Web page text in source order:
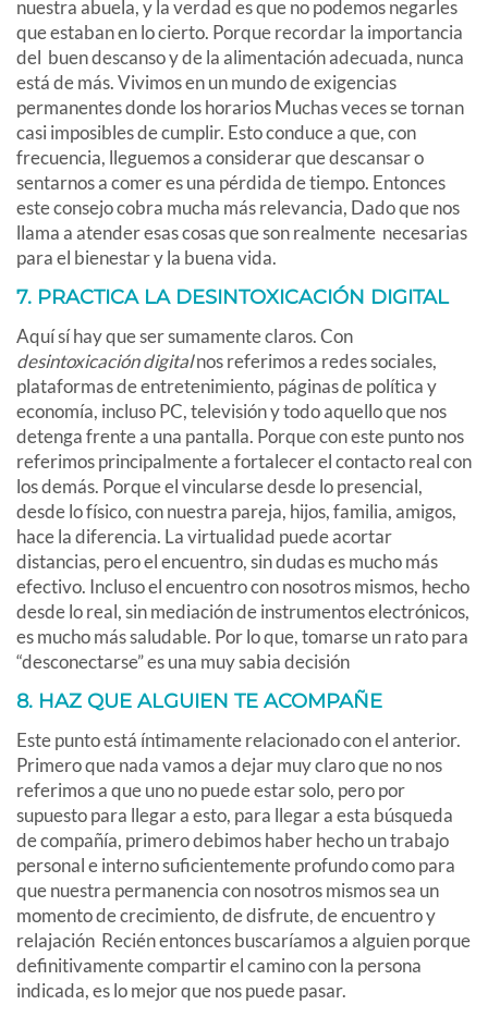
nuestra abuela, y la verdad es que no podemos negarles
que estaban en lo cierto. Porque recordar la importancia
del buen descanso y de la alimentación adecuada, nunca
está de más. Vivimos en un mundo de exigencias
permanentes donde los horarios Muchas veces se tornan
casi imposibles de cumplir. Esto conduce a que, con
frecuencia, lleguemos a considerar que descansar o
sentarnos a comer es una pérdida de tiempo. Entonces
este consejo cobra mucha más relevancia, Dado que nos
llama a atender esas cosas que son realmente necesarias
para el bienestar y la buena vida.
7. PRACTICA LA DESINTOXICACIÓN DIGITAL
Aquí sí hay que ser sumamente claros. Con
desintoxicación digitalnos referimos a redes sociales,
plataformas de entretenimiento, páginas de política y
economía, incluso PC, televisión y todo aquello que nos
detenga frente a una pantalla. Porque con este punto nos
referimos principalmente a fortalecer el contacto real con
los demás. Porque el vincularse desde lo presencial,
desde lo físico, con nuestra pareja, hijos, familia, amigos,
hace la diferencia. La virtualidad puede acortar
distancias, pero el encuentro, sin dudas es mucho más
efectivo. Incluso el encuentro con nosotros mismos, hecho
desde lo real, sin mediación de instrumentos electrónicos,
es mucho más saludable. Por lo que, tomarse un rato para
“desconectarse” es una muy sabia decisión
8. HAZ QUE ALGUIEN TE ACOMPAÑE
Este punto está íntimamente relacionado con el anterior.
Primero que nada vamos a dejar muy claro que no nos
referimos a que uno no puede estar solo, pero por
supuesto para llegar a esto, para llegar a esta búsqueda
de compañía, primero debimos haber hecho un trabajo
personal e interno suficientemente profundo como para
que nuestra permanencia con nosotros mismos sea un
momento de crecimiento, de disfrute, de encuentro y
relajación Recién entonces buscaríamos a alguien porque
definitivamente compartir el camino con la persona
indicada, es lo mejor que nos puede pasar.